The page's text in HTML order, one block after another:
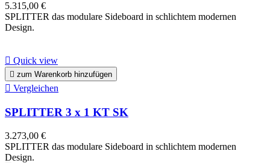
5.315,00 €
SPLITTER das modulare Sideboard in schlichtem modernen
Design.
 Quick view
 zum Warenkorb hinzufügen
 Vergleichen
SPLITTER 3 x 1 KT SK
3.273,00 €
SPLITTER das modulare Sideboard in schlichtem modernen
Design.